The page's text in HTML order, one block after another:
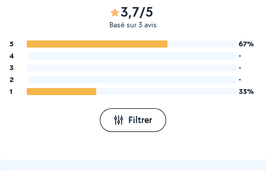
3,7/5
Basé sur 3 avis
5
67%
4
-
3
-
2
-
1
33%
Filtrer